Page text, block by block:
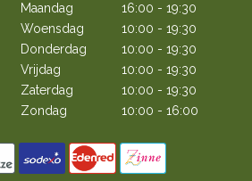
Maandag
16:00 - 19:30
Woensdag
10:00 - 19:30
Donderdag
10:00 - 19:30
Vrijdag
10:00 - 19:30
Zaterdag
10:00 - 19:30
Zondag
10:00 - 16:00